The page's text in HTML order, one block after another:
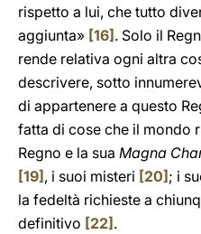
rispetto a lui, che tutto
aggiunta» [16] . Solo il
rende relativa ogni altra
descrivere, sotto
di appartenere a questo
fatta di cose che il mondo
Regno e la sua Magna
[19] , i suoi misteri [20] ; i
la fedeltà richieste a
definitivo [22] .